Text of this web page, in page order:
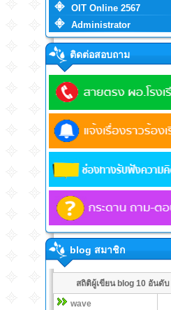
OIT Online 2567
Administrator
ติดต่อสอบถาม
blog สมาชิก
สถิติผู้เขียน blog 10 อันดับ
wave